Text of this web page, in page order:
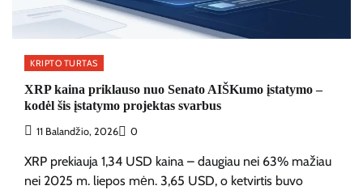
KRIPTO TURTAS
XRP kaina priklauso nuo Senato AIŠKumo įstatymo –
kodėl šis įstatymo projektas svarbus
11 Balandžio, 2026 0
XRP prekiauja 1,34 USD kaina – daugiau nei 63% mažiau
nei 2025 m. liepos mėn. 3,65 USD, o ketvirtis buvo